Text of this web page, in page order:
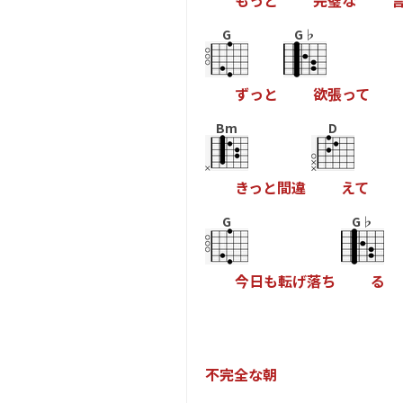
G
ずっ と
G♭
欲張って
Bm
きっ と間違
D
えて
G
今日も転げ落ち
G♭
る
不完全な朝